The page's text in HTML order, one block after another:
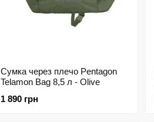
Сумка через плечо Pentagon
Telamon Bag 8,5 л - Olive
1 890 грн